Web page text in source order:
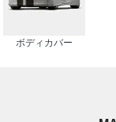
ボディカバー